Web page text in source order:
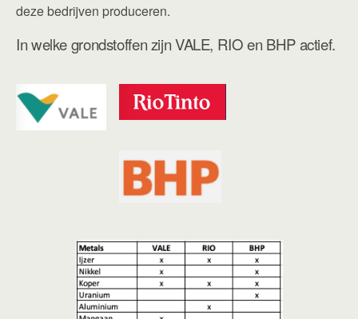
deze bedrijven produceren.
In welke grondstoffen zijn VALE, RIO en BHP actief.